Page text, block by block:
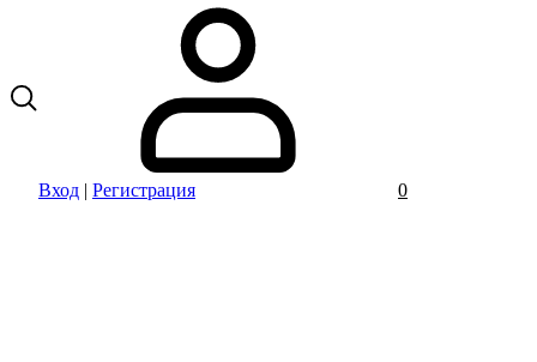
Вход | Регистрация 0